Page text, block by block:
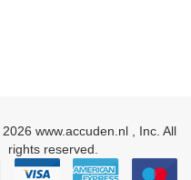
www.accuden.nl , Inc. All
rights reserved.